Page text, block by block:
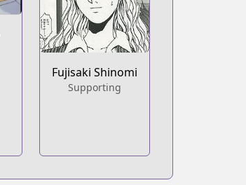
Fujisaki Shinomi
Supporting